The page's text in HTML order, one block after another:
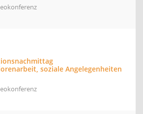
soziale Angelegenheiten